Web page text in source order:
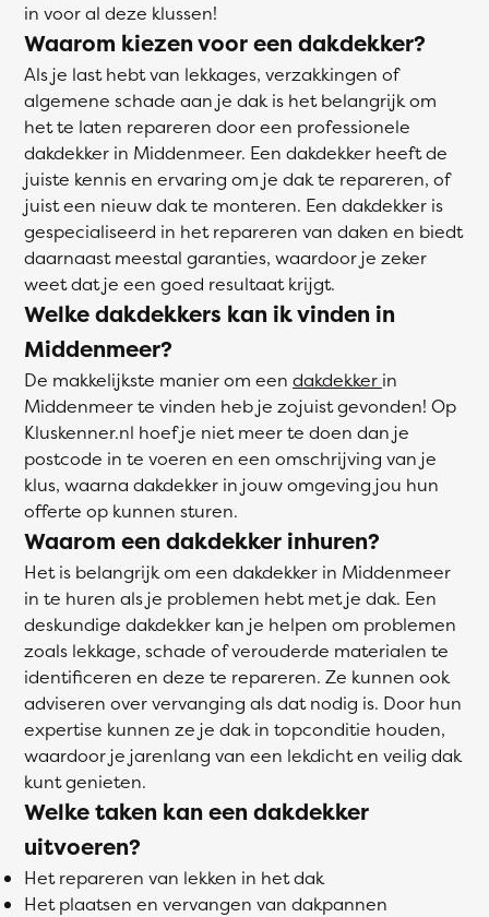
in voor al deze klussen!
Waarom kiezen voor een dakdekker?
Als je last hebt van lekkages, verzakkingen of
algemene schade aan je dak is het belangrijk om
het te laten repareren door een professionele
dakdekker in Middenmeer. Een dakdekker heeft de
juiste kennis en ervaring om je dak te repareren, of
juist een nieuw dak te monteren. Een dakdekker is
gespecialiseerd in het repareren van daken en biedt
daarnaast meestal garanties, waardoor je zeker
weet dat je een goed resultaat krijgt.
Welke dakdekkers kan ik vinden in
Middenmeer?
De makkelijkste manier om een dakdekker in
Middenmeer te vinden heb je zojuist gevonden! Op
Kluskenner.nl hoef je niet meer te doen dan je
postcode in te voeren en een omschrijving van je
klus, waarna dakdekker in jouw omgeving jou hun
offerte op kunnen sturen.
Waarom een dakdekker inhuren?
Het is belangrijk om een dakdekker in Middenmeer
in te huren als je problemen hebt met je dak. Een
deskundige dakdekker kan je helpen om problemen
zoals lekkage, schade of verouderde materialen te
identificeren en deze te repareren. Ze kunnen ook
adviseren over vervanging als dat nodig is. Door hun
expertise kunnen ze je dak in topconditie houden,
waardoor je jarenlang van een lekdicht en veilig dak
kunt genieten.
Welke taken kan een dakdekker
uitvoeren?
Het repareren van lekken in het dak
Het plaatsen en vervangen van dakpannen